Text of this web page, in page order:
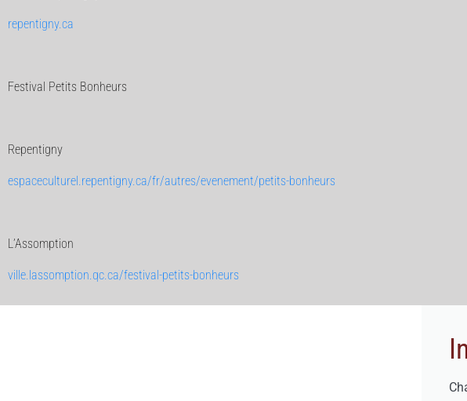
repentigny.ca
Festival Petits Bonheurs
Repentigny
espaceculturel.repentigny.ca/fr/autres/evenement/petits-bonheurs
L’Assomption
ville.lassomption.qc.ca/festival-petits-bonheurs